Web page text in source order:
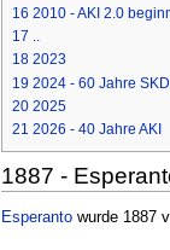
16 2010 - AKI 2.0
17 ..
18 2023
19 2024 - 60 Jahre
20 2025
21 2026 - 40 Jahre AKI
1887 -
Esperantowurde 1887